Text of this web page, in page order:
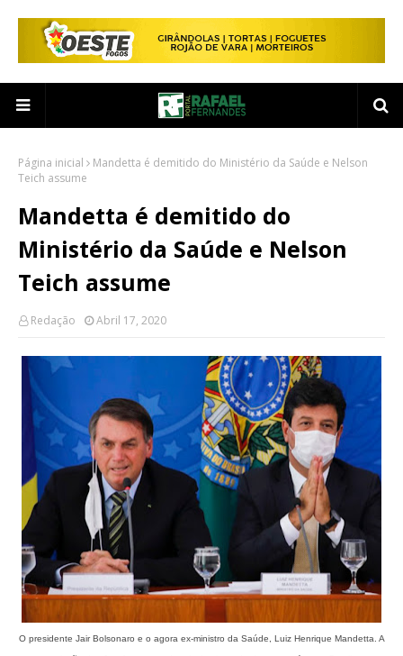
Página inicial
Mandetta é demitido do Ministério da Saúde e Nelson
Teich assume
Mandetta é demitido do
Ministério da Saúde e Nelson
Teich assume
Redação Abril 17, 2020
O presidente Jair Bolsonaro e o agora ex-ministro da Saúde, Luiz Henrique Mandetta. A